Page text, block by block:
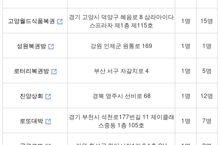
고양월드식품복권
경기 고양시 덕양구 혜음로 8 삼라마이다
스프라자 제1층 제115호
1명 15명
성원복권방 강원 인제군 원통로 169 1명 1명
로터리복권방 부산 서구 자갈치로 4 1명 5명
진양상회 경북 영주시 선비로 68 1명 12명
로또대박
경기 부천시 석천로177번길 11 제이클래
스중동 1층 105호
1명 7명